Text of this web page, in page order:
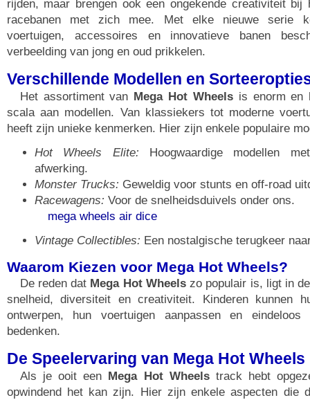
rijden, maar brengen ook een ongekende creativiteit bij
racebanen met zich mee. Met elke nieuwe serie
voertuigen, accessoires en innovatieve banen
verbeelding van jong en oud prikkelen.
Verschillende Modellen en
Het assortiment van Mega Hot Wheelsis enorm en
scala aan modellen. Van klassiekers tot moderne
heeft zijn unieke kenmerken. Hier zijn enkele populaire
Hot Wheels Elite: Hoogwaardige modellen
afwerking.
Monster Trucks: Geweldig voor stunts en off-road
Racewagens: Voor de snelheidsduivels onder ons.
mega wheels air dice
Vintage Collectibles: Een nostalgische terugkeer
Waarom Kiezen voor Mega Hot Wheels?
De reden dat Mega Hot Wheelszo populair is, ligt in
snelheid, diversiteit en creativiteit. Kinderen kunnen
ontwerpen, hun voertuigen aanpassen en eindeloos
bedenken.
De Speelervaring van Mega Hot Wheels
Als je ooit een Mega Hot Wheelstrack hebt
opwindend het kan zijn. Hier zijn enkele aspecten die